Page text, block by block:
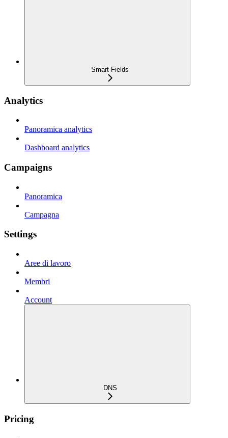
Smart Fields
Analytics
Panoramica analytics
Dashboard analytics
Campaigns
Panoramica
Campagna
Settings
Aree di lavoro
Membri
Account
DNS
Pricing